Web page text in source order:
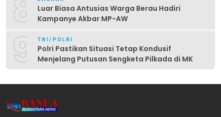
8
Luar Biasa Antusias Warga Berau Hadiri
Kampanye Akbar MP-AW
9 TNI/POLRI
Polri Pastikan Situasi Tetap Kondusif
Menjelang Putusan Sengketa Pilkada di MK